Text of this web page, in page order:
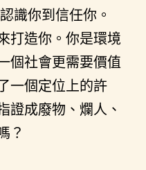
識你到信任你。
打造你。你是環境
個社會更需要價值
一個定位上的許
證成廢物、爛人、
？